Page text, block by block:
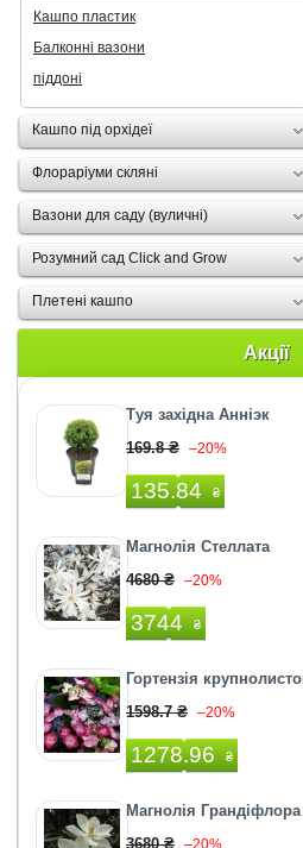
Кашпо пластик
Балконні вазони
піддоні
Кашпо під орхідеї
Флораріуми скляні
Вазони для саду (вуличні)
Розумний сад Click and Grow
Плетені кашпо
Акції
Туя західна Анніэк
169.8 ₴ –20%
135.84 ₴
Магнолія Стеллата
4680 ₴ –20%
3744 ₴
Гортензія
1598.7 ₴ –20%
1278.96 ₴
Магнолія
3680 ₴ –20%